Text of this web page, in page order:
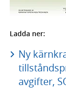
Ladda ner:
Ny
avgifter,